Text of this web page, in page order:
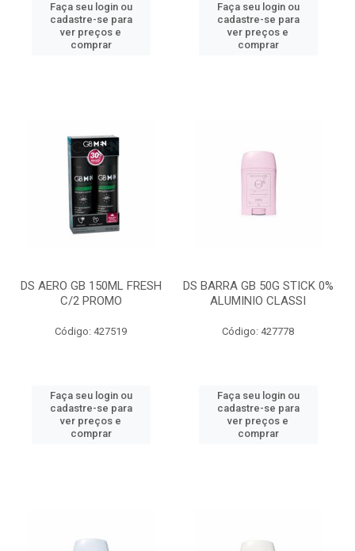
Faça seu login ou
cadastre-se para
ver preços e
comprar
Faça seu login ou
cadastre-se para
ver preços e
comprar
DS AERO GB 150ML FRESH
C/2 PROMO
Código: 427519
Faça seu login ou
cadastre-se para
ver preços e
comprar
DS BARRA GB 50G STICK 0%
ALUMINIO CLASSI
Código: 427778
Faça seu login ou
cadastre-se para
ver preços e
comprar